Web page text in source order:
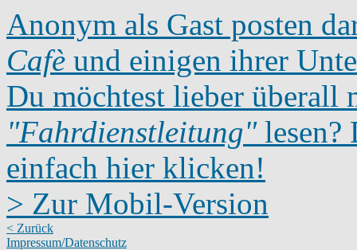
Anonym als Gast posten
Cafè und einigen ihrer
Du möchtest lieber überall
"Fahrdienstleitung"lesen?
einfach hier klicken!
> Zur Mobil-Version
< Zurück
Impressum/Datenschutz